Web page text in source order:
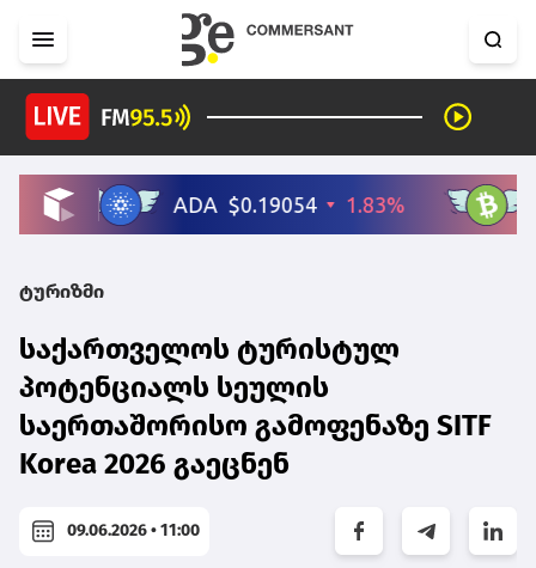
ტურიზმი
საქართველოს ტურისტულ
პოტენციალს სეულის
საერთაშორისო გამოფენაზე SITF
Korea 2026 გაეცნენ
09.06.2026 • 11:00